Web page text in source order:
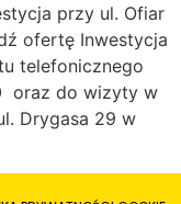
przy ul. Ofiar
ofertę Inwestycja
telefonicznego
oraz do wizyty w
Drygasa 29 w